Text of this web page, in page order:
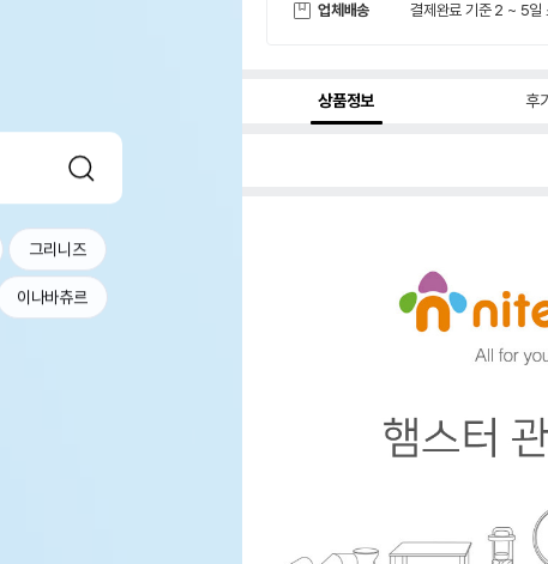
그리니즈
이나바츄르
업체배송 결제완료 기준 2 ~ 5일
상품정보 후기